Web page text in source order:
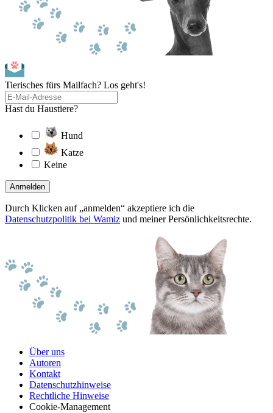
Tierisches fürs Mailfach? Los geht's!
Hast du Haustiere?
Hund
Katze
Keine
Anmelden
Durch Klicken auf „anmelden“ akzeptiere ich die
Datenschutzpolitik bei Wamiz und meiner Persönlichkeitsrechte.
Über uns
Autoren
Kontakt
Datenschutzhinweise
Rechtliche Hinweise
Cookie-Management